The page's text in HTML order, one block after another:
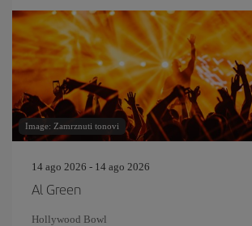
Image: Zamrznuti tonovi
14 ago 2026 - 14 ago 2026
Al Green
Hollywood Bowl